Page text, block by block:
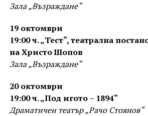
Зала „Възраждане“
19 октомври
19:00 ч. „Тест“, театрална
на Христо Шопов
Зала „Възраждане“
20 октомври
19:00 ч. „Под игото – 1894“
Драматичен театър „Рачо Стоянов“